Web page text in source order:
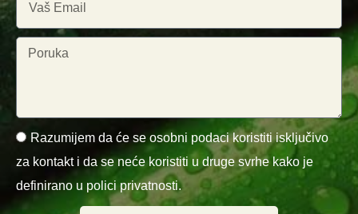
Razumijem da će se osobni podaci koristiti isključivo
za kontakt i da se neće koristiti u druge svrhe kako je
definirano u polici privatnosti.